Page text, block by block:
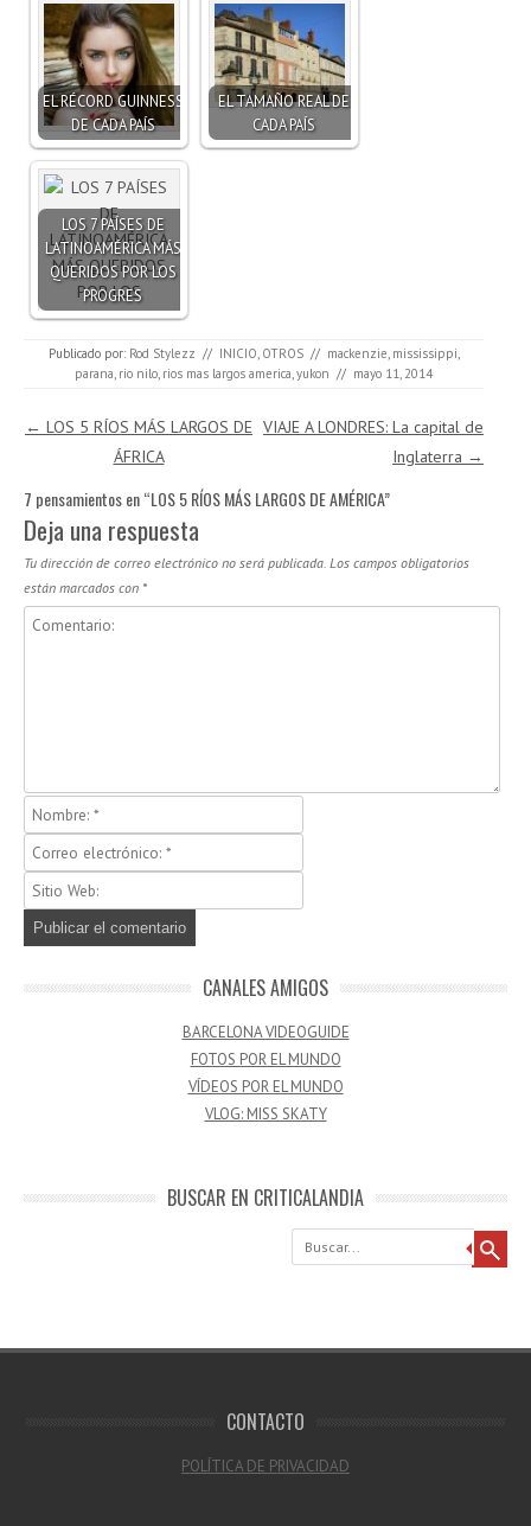
EL RÉCORD GUINNESS
DE CADA PAÍS
EL TAMAÑO REAL DE
CADA PAÍS
LOS 7 PAÍSES DE
LATINOAMÉRICA MÁS
QUERIDOS POR LOS
PROGRES
Publicado por: Rod Stylezz // INICIO, OTROS // mackenzie, mississippi,
parana, rio nilo, rios mas largos america,yukon // mayo 11, 2014
Navegación de entradas
← LOS 5 RÍOS MÁS LARGOS DE
ÁFRICA
VIAJE A LONDRES: La capital de
Inglaterra →
7 pensamientos en “LOS 5 RÍOS MÁS LARGOS DE AMÉRICA”
Deja una respuesta
Tu dirección de correo electrónico no será publicada. Los campos obligatorios
están marcados con *
CANALES AMIGOS
BARCELONA VIDEOGUIDE
FOTOS POR EL MUNDO
VÍDEOS POR EL MUNDO
VLOG: MISS SKATY
BUSCAR EN CRITICALANDIA
Buscar
CONTACTO
POLÍTICA DE PRIVACIDAD